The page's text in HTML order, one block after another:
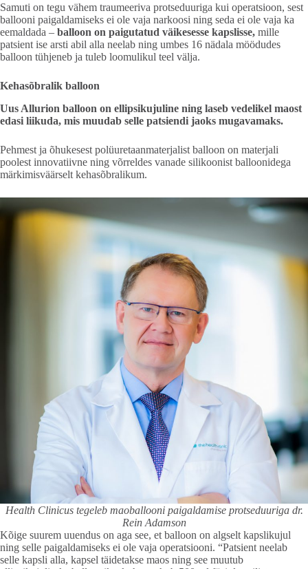
Samuti on tegu vähem traumeeriva protseduuriga kui operatsioon, sest
ballooni paigaldamiseks ei ole vaja narkoosi ning seda ei ole vaja ka
eemaldada – balloon on paigutatud väikesesse kapslisse, mille
patsient ise arsti abil alla neelab ning umbes 16 nädala möödudes
balloon tühjeneb ja tuleb loomulikul teel välja.
Kehasõbralik balloon
Uus Allurion balloon on ellipsikujuline ning laseb vedelikel maost
edasi liikuda, mis muudab selle patsiendi jaoks mugavamaks.
Pehmest ja õhukesest polüuretaanmaterjalist balloon on materjali
poolest innovatiivne ning võrreldes vanade silikoonist balloonidega
märkimisväärselt kehasõbralikum.
Health Clinicus tegeleb maoballooni paigaldamise protseduuriga dr.
Rein Adamson
Kõige suurem uuendus on aga see, et balloon on algselt kapslikujul
ning selle paigaldamiseks ei ole vaja operatsiooni. “Patsient neelab
selle kapsli alla, kapsel täidetakse maos ning see muutub